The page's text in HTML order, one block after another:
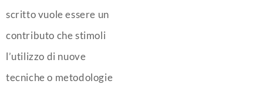
scritto vuole essere un
contributo che stimoli
l’utilizzo di nuove
tecniche o metodologie